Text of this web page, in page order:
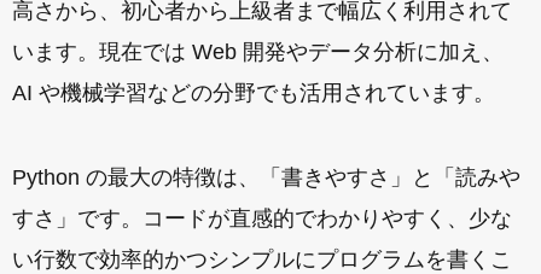
高さから、初心者から上級者まで幅広く利用されて
います。現在では Web 開発やデータ分析に加え、
AI や機械学習などの分野でも活用されています。
Python の最大の特徴は、「書きやすさ」と「読みや
すさ」です。コードが直感的でわかりやすく、少な
い行数で効率的かつシンプルにプログラムを書くこ